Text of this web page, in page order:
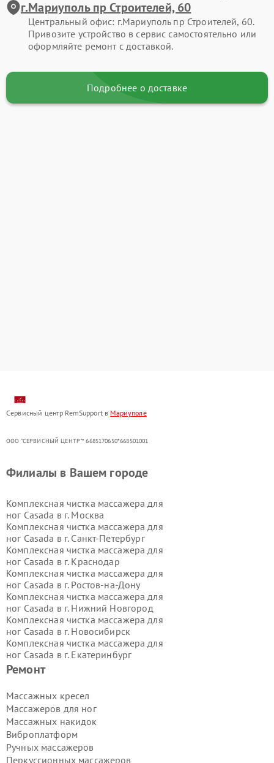
г.Мариуполь пр Строителей, 60
Центральный офис: г.Мариуполь пр Строителей, 60.
Привозите устройство в сервис самостоятельно или
оформляйте ремонт с доставкой.
Подробнее о доставке
Сервисный центр RemSupport в Мариуполе
ООО "СЕРВИСНЫЙ ЦЕНТР"* 6685170650*668501001
Ремонт
Массажных кресел
Массажеров для ног
Массажных накидок
Виброплатформ
Ручных массажеров
Перкуссионных массажеров
Филиалы в Вашем городе
Комплексная чистка массажера для
ног Casada в г. Москва
Комплексная чистка массажера для
ног Casada в г. Санкт-Петербург
Комплексная чистка массажера для
ног Casada в г. Краснодар
Комплексная чистка массажера для
ног Casada в г. Ростов-на-Дону
Комплексная чистка массажера для
ног Casada в г. Нижний Новгород
Комплексная чистка массажера для
ног Casada в г. Новосибирск
Комплексная чистка массажера для
ног Casada в г. Екатеринбург
Комплексная чистка массажера для
Комплексная чистка массажера для
ног Casada в г.Воронеж
Комплексная чистка массажера для
ног Casada в г.Волгоград
Комплексная чистка массажера для
ног Casada в г.Самара
Комплексная чистка массажера для